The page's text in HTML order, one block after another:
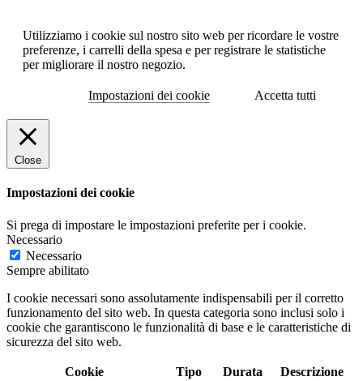
Utilizziamo i cookie sul nostro sito web per ricordare le vostre
preferenze, i carrelli della spesa e per registrare le statistiche
per migliorare il nostro negozio.
Impostazioni dei cookie Accetta tutti
Close
Impostazioni dei cookie
Si prega di impostare le impostazioni preferite per i cookie.
Necessario
Necessario
Sempre abilitato
I cookie necessari sono assolutamente indispensabili per il corretto
funzionamento del sito web. In questa categoria sono inclusi solo i
cookie che garantiscono le funzionalità di base e le caratteristiche di
sicurezza del sito web.
Cookie Tipo Durata Descrizione